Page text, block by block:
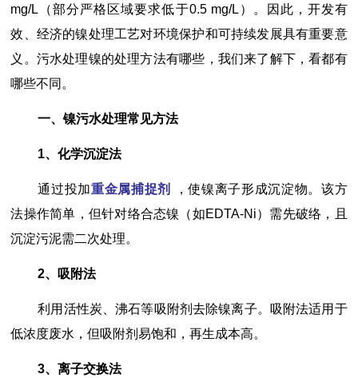
mg/L（部分严格区域要求低于0.5 mg/L）。因此，开发有
效、经济的镍处理工艺对环境保护和可持续发展具有重要意
义。污水处理镍的处理方法有哪些，我们来了解下，看都有
哪些不同。
一、镍污水处理常见方法
1、化学沉淀法
通过投加重金属捕捉剂
，使镍离子形成沉淀物。该方
法操作简单，但针对络合态镍（如EDTA-Ni）需先破络，且
沉淀污泥需二次处理。
2、吸附法
利用活性炭、沸石等吸附剂去除镍离子。吸附法适用于
低浓度废水，但吸附剂易饱和，再生成本高。
3、离子交换法